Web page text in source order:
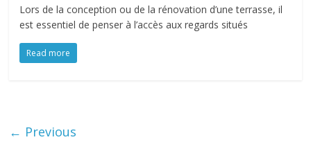
Lors de la conception ou de la rénovation d’une terrasse, il
est essentiel de penser à l’accès aux regards situés
Read more
← Previous